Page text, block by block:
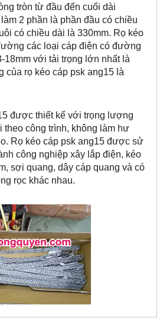
tròn từ đầu đến cuối dài
2 phần là phần đầu có chiều
có chiều dài là 330mm. Rọ kéo
các loại cáp điện có đường
18mm với tải trọng lớn nhất là
của rọ kéo cáp psk ang15 là
được thiết kế với trọng lượng
theo công trình, không làm hư
Rọ kéo cáp psk ang15 được sử
công nghiệp xây lắp điện, kéo
sợi quang, dây cáp quang và có
rọc khác nhau.